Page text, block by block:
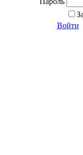
Войти